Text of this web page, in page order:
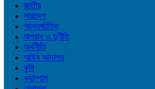
জাতীয়
সারাদেশ
আন্তর্জাতিক
অপরাধ ও দুর্ণীতি
অর্থনীতি
আইন আদালত
কৃষি
ক্যাম্পাস